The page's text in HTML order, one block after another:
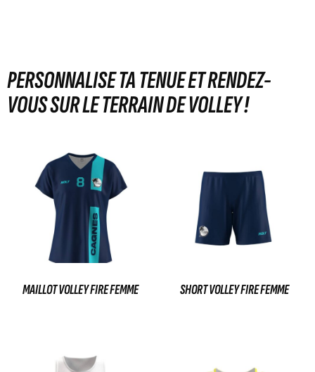
PERSONNALISE TA TENUE ET RENDEZ-
VOUS SUR LE TERRAIN DE VOLLEY !
MAILLOT VOLLEY FIRE FEMME SHORT VOLLEY FIRE FEMME